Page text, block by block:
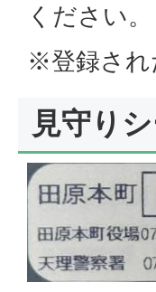
ください。
※登録され
見守り